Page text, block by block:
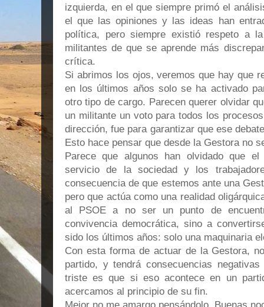
izquierda, en el que siempre primó el
el que las opiniones y las ideas han
política, pero siempre existió respeto a
militantes de que se aprende más
crítica.
Si abrimos los ojos, veremos que hay que
en los últimos años solo se ha activado
otro tipo de cargo. Parecen querer olvidar
un militante un voto para todos los
dirección, fue para garantizar que ese
Esto hace pensar que desde la Gestora no
Parece que algunos han olvidado que
servicio de la sociedad y los
consecuencia de que estemos ante una
pero que actúa como una realidad
al PSOE a no ser un punto de
convivencia democrática, sino a
sido los últimos años: solo una maquinaria
Con esta forma de actuar de la Gestora,
partido, y tendrá consecuencias
triste es que si eso acontece en un
acercamos al principio de su fin.